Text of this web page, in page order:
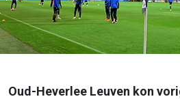
Oud-Heverlee Leuven kon